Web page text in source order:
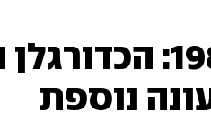
מאז 1986:
נוספת